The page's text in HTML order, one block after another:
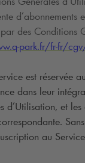
d’abonnements
des Conditions
q-park.fr/fr-fr/
est réservée
dans leur
d’Utilisation, et
au